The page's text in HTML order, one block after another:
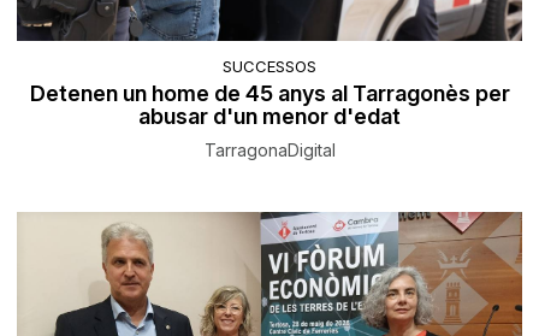
SUCCESSOS
Detenen un home de 45 anys al Tarragonès per
abusar d'un menor d'edat
TarragonaDigital